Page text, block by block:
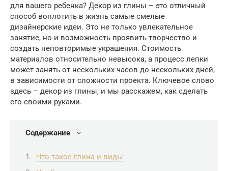
для вашего ребенка? Декор из глины – это отличный
способ воплотить в жизнь самые смелые
дизайнерские идеи. Это не только увлекательное
занятие, но и возможность проявить творчество и
создать неповторимые украшения. Стоимость
материалов относительно невысока, а процесс лепки
может занять от нескольких часов до нескольких дней,
в зависимости от сложности проекта. Ключевое слово
здесь – декор из глины, и мы расскажем, как сделать
его своими руками.
Содержание
Что такое глина и виды